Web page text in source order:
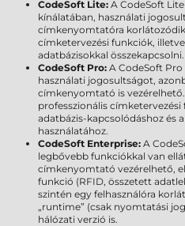
CodeSoft Lite: A CodeSoft
kínálatában, használati
címkenyomtatóra
címketervezési funkciók,
adatbázisokkal összekapcsolni.
CodeSoft Pro: A CodeSoft
használati jogosultságot,
címkenyomtató is
professzionális
adatbázis-kapcsolódáshoz és
használatához.
CodeSoft Enterprise: A
legbővebb funkciókkal van
címkenyomtató vezérelhető,
funkció (RFID, összetett
szintén egy felhasználóra
„runtime” (csak nyomtatási
hálózati verzió is.